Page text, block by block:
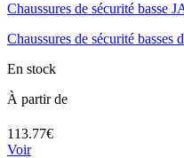
Chaussures de sécurité basse
Chaussures de sécurité basses
En stock
À partir de
113.77€
Voir